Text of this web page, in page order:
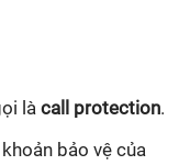
là call protection.
bảo vệ của